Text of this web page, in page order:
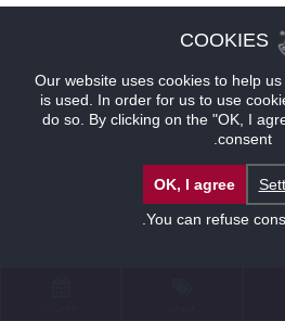
COOKIES
Our website uses cookies to help
is used. In order for us to use
do so. By clicking on the "OK, I
consent.
OK, I agree
You can refuse
.